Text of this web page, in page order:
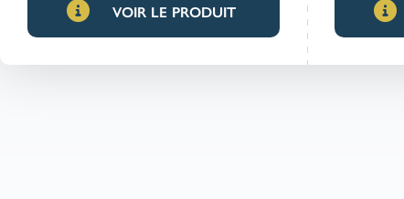
VOIR LE PRODUIT